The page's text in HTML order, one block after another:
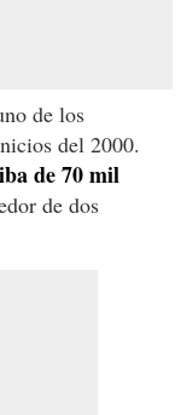
de los
del 2000.
de 70 mil
de dos